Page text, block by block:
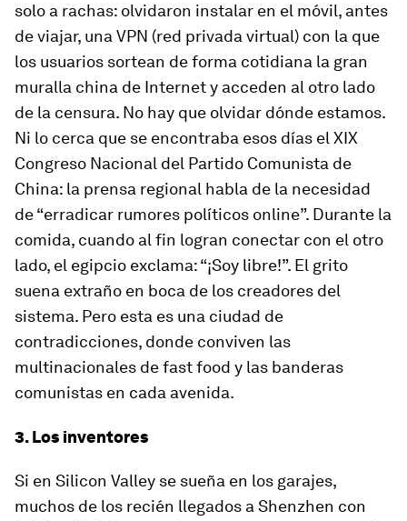
solo a rachas: olvidaron instalar en el móvil, antes
de viajar, una VPN (red privada virtual) con la que
los usuarios sortean de forma cotidiana la gran
muralla china de Internet y acceden al otro lado
de la censura. No hay que olvidar dónde estamos.
Ni lo cerca que se encontraba esos días el XIX
Congreso Nacional del Partido Comunista de
China: la prensa regional habla de la necesidad
de “erradicar rumores políticos online”. Durante la
comida, cuando al fin logran conectar con el otro
lado, el egipcio exclama: “¡Soy libre!”. El grito
suena extraño en boca de los creadores del
sistema. Pero esta es una ciudad de
contradicciones, donde conviven las
multinacionales de fast food y las banderas
comunistas en cada avenida.
3. Los inventores
Si en Silicon Valley se sueña en los garajes,
muchos de los recién llegados a Shenzhen con